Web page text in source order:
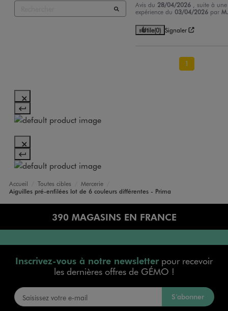
Avis du 28/04/2026 , suite à une
expérience du03/04/2026 par
Utile(0) Signaler
1
Accueil Toutes cibles
Mercerie
Aiguilles pré-enfilées lot de 6 couleurs différentes - Prima
390 MAGASINS EN FRANCE
Inscrivez-vous à notre newsletterpour recevoir
les dernières offres de GÉMO !
S’abonner